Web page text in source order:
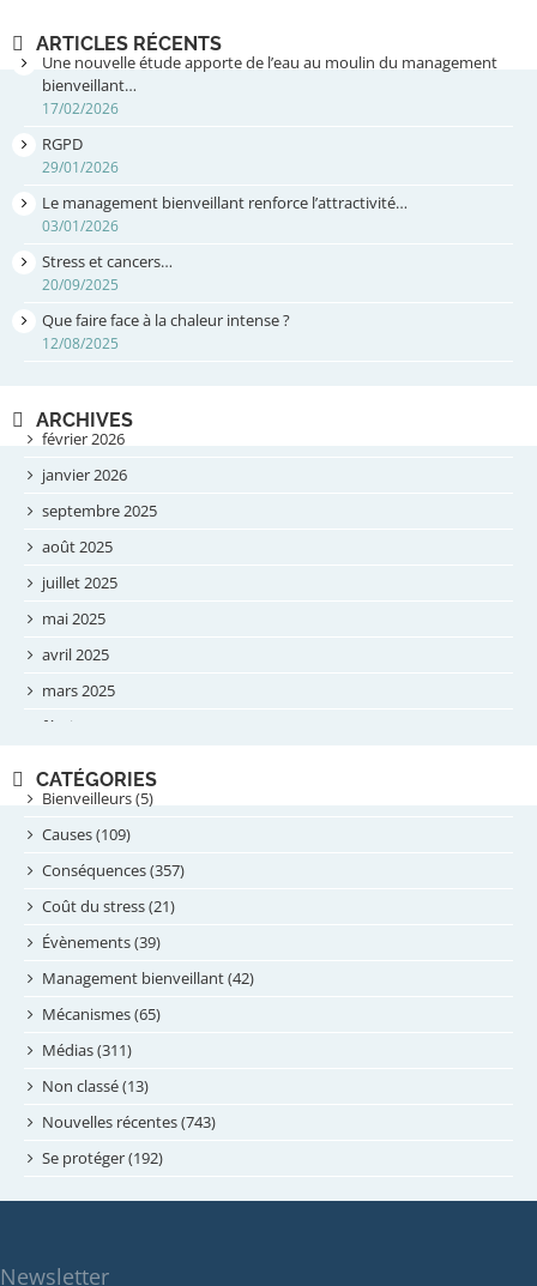
ARTICLES RÉCENTS
Une nouvelle étude apporte de l’eau au moulin du management
bienveillant…
17/02/2026
RGPD
29/01/2026
Le management bienveillant renforce l’attractivité…
03/01/2026
Stress et cancers…
20/09/2025
Que faire face à la chaleur intense ?
12/08/2025
ARCHIVES
février 2026
janvier 2026
septembre 2025
août 2025
juillet 2025
mai 2025
avril 2025
mars 2025
février 2025
septembre 2024
août 2024
juillet 2024
juin 2024
mai 2024
avril 2024
février 2024
janvier 2024
novembre 2023
octobre 2023
septembre 2023
mars 2023
CATÉGORIES
Bienveilleurs (5)
Causes (109)
Conséquences (357)
Coût du stress (21)
Évènements (39)
Management bienveillant (42)
Mécanismes (65)
Médias (311)
Non classé (13)
Nouvelles récentes (743)
Se protéger (192)
Newsletter